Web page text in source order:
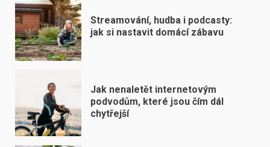
Streamování, hudba i podcasty:
jak si nastavit domácí zábavu
Jak nenaletět internetovým
podvodům, které jsou čím dál
chytřejší